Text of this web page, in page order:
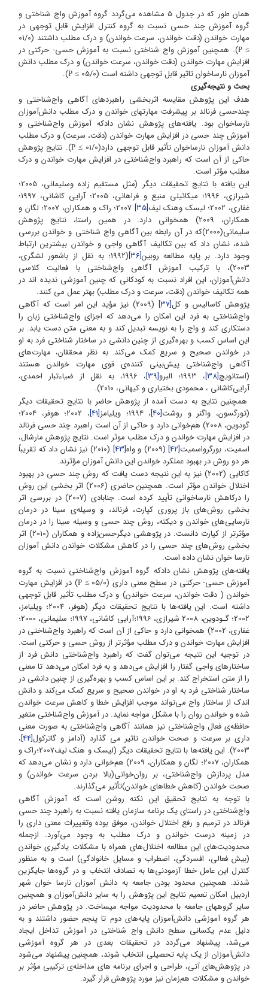
همان طور که در جدول 5 مشاهده می‌گردد گروه آموزش واج شناختی و
گروه آموزش چند حسی نسبت به گروه کنترل افزایش قابل توجهی در
مهارت خواندن (دقت خواندن، سرعت خواندن) و درک مطلب داشتند (01/0
≥
P). همچنین آموزش واج شناختی نسبت به آموزش حسی- حرکتی در
افزایش مهارت خواندن (دقت خواندن، سرعت خواندن) و درک مطلب دانش
آموزان نارساخوان تاثیر قابل توجهی داشته است (05/0
≥
P
).
بحث و نتیجه‌گیری
هدف این پژوهش مقایسه اثربخشی راهبردهای آگاهی واج‌شناختی و
چندحسی فرنالد بر پیشرفت مهارتهای خواندن و درک مطلب دانش‌آموزان
نارساخوان بود. یافته‌های پژوهش نشان دادکه آموزش واج‌شناختی و
آموزش چند حسی در افزایش مهارت خواندن (دقت، سرعت) و درک مطلب
دانش آموزان نارساخوان تأثیر قابل توجهی دارد(01/0
≥
P). نتایج پژوهش
حاکی از آن است که راهبرد واج‌شناختی در افزایش مهارت خواندن و درک
مطلب مؤثر است.
این یافته با نتایج تحقیقات دیگر (مثل مستقیم زاده وسلیمانی، 2005؛
شیرازی، 1996؛ میکائیلی منیع و فراهانی، 2005؛ آرایی کاشانی، 1997؛
غفاری، 2002؛ لیسک وهنک لیف
[35]
2007؛ راک و همکاران، 2007؛ لگان و
همکاران، 2009) همخوانی دارد. در همین راستا، نتایج پژوهش
سلیمانی(2000)که در آن رابطه بین آگاهی واج شناختی و خواندن بررسی
شده، نشان داد که بین تکالیف آگاهی واجی و خواندن بیشترین ارتباط
وجود دارد. بر پایه مطالعه روبین[36]
(1992؛ به نقل از باشعور لشگری،
2003)، با ترکیب آموزش آگاهی واج‌شناختی با فعالیت کلاسی
دانش‌آموزان، این افراد نسبت به کودکانی که چنین آموزشی ندیده اند در
همه تکالیف خواندن (دقت، سرعت و درک مطلب) بهتر عمل می کنند.
پژوهش کاسالیس و کل[37]
(2009) نیز مؤید این امر است که آگاهی
واج‌شناختی به فرد این امکان را می‌دهد که اجزای واج‌شناختی زبان را
دستکاری کند و واج را به نویسه تبدیل کند و به معنی متن دست یابد. بر
این اساس کسب و بهره‌گیری از چنین دانشی در ساختار شناختی فرد به او
در خواندن صحیح و سریع کمک می‌کند. به نظر محققان، مهارت‌های
آگاهی واج‌شناختی پیش‌بینی کننده‌ی قوی مهارت خواندن هستند
(استانویچ[38] ، 1993؛ البرو [39]
، 1996، به نقل از ضیاءتبار احمدی،
آرایی‌کاشانی ، محمودی بختیاری و کیهانی، 2010).
همچنین نتایج به دست آمده از پژوهش حاضر با نتایج تحقیقات دیگر
(تورگسون، واگنر و روشت[40] ، 1994؛ ویلیامز [41]
، 2002؛ هوفر، 2004؛
گودوین، 2008) هم‌خوانی دارد و حاکی از آن است راهبرد چند حسی فرنالد
در افزایش مهارت خواندن و درک مطلب موثر است. نتایج پژوهش مارشال،
اسمیت، بورگرواسمیت[42] (2009) و واه [43]
(2010) نیز نشان داد که تقریباً
هر دو روش در بهبود عملکرد خواندن این دانش آموزان مؤثرند.
کاکایی (2002) نیز به این نتیجه دست یافت که روش چند حسی در بهبود
اختلال خواندن مؤثر است. همچنین حاضری (2006) اثر بخشی این روش
را درکاهش نارساخوانی تأیید کرده است. جنابادی (2007) در بررسی اثر
بخشی روش‌های باز پروری کپارت، فرنالد، و وسیله‌ی سینا در درمان
نارسایی‌های خواندن و دیکته، روش چند حسی و وسیله سینا را در درمان
مؤثرتر از کپارت دانست. در پژوهشی دیگرحسن‌زاده و همکاران (2010) اثر
بخشی روش‌های چند حسی را در کاهش مشکلات خواندن دانش آموزان
نارسا خوان نشان داده است.
یافته‌های پژوهش نشان دادکه گروه آموزش واج‌شناختی نسبت به گروه
آموزش حسی- حرکتی در سطح معنی داری (05/0
≥
P) در افزایش مهارت
خواندن ( دقت خواندن، سرعت خواندن) و درک مطلب تأثیر قابل توجهی
داشته است. این یافته‌ها با نتایج تحقیقات دیگر (ﻫﻮﻓﺮ، 2004؛ وﻳﻠﻴﺎﻣز،
2002؛ ﮔـﻮدوﻳﻦ، 2008 شیرازی، 1996؛آرایی کاشانی، 1997؛ سلیمانی، 2000؛
غفاری، 2002) همخوانی دارد و حاکی از آن است که راهبرد واج‌شناختی در
افزایش مهارت خواندن و درک مطلب مؤثرتر از روش حسی و حرکتی است.
در توجیه این نتیجه می‌توان گفت که راهبرد واج‌شناختی دانش فرد از
ساختارهای واجی گفتار را افزایش می‌دهد و به فرد امکان می‌دهد تا معنی
را از متن استخراج کند. بر این اساس کسب و بهره‌گیری از چنین دانشی در
ساختار شناختی فرد به او در خواندن صحیح و سریع کمک می‌کند و دانش
اندک از ساختار واج می‌تواند موجب افزایش خطا و کاهش سرعت خواندن
شده و خواندن روان را با مشکل مواجه نماید. در آموزش واج‌شناختی متغیر
حافظه‌ی فعال واج‌شناختی نیز همانند آگاهی واج‌شناختی به صورت معنی
داری بر سرعت و صحت خواندن تاثیر می گذارد (آدامز و گاترکول[44]
،
2003). این یافته‌ها با نتایج تحقیقات دیگر (لیسک و هنک لیف2007؛راک و
همکاران، 2007؛ لگان و همکاران، 2009) هم‌خوانی دارد و نشان می‌دهد که
مدل پردازش واج‌شناختی، بر روان‌خوانی(بالا بردن سرعت خواندن) و
صحت خواندن (کاهش خطاهای خواندن)تأثیر می‌گذارند.
با توجه به نتایج تحقیق این نکته روشن است که آموزش آگاهی
واج‌شناختی در راستای یک برنامه سازمان یافته نسبت به راهبرد چند حسی
فرنالد در ترمیم و رفع اختلال خواندن، موفق بوده وتغییرات معنی داری را
در زمینه درست خواندن و درک مطلب به وجود می‌آورد. ازجمله
محدودیت‌های این مطالعه اختلال‌های همراه با مشکلات یادگیری خواندن
(بیش فعالی، افسردگی، اضطراب و مسایل خانوادگی) است و به منظور
کنترل این عامل خطا آزمودنی‌ها به تصادف انتخاب و در گروه‌ها جایگزین
شدند. همچنین محدود بودن جامعه به دانش آموزان نارسا خوان شهر
اردبیل امکان تعمیم نتایج این پژوهش را به سایر دانش‌آموزان و همچنین
سایر گروه‏های جامعه با محدودیت مواجه می‏ساخت. در پژوهش حاضر در
هر گروه آموزشی دانش‌آموزان پایه‌های دوم تا پنجم حضور داشتند و به
دلیل عدم یکسانی سطح دانش واج شناختی در آموزش تداخل ایجاد
می‌شد، پیشنهاد می‌گردد در تحقیقات بعدی در هر گروه آموزشی
دانش‌آموزان از یک پایه تحصیلی انتخاب شوند، همچنین پیشنهاد می‌شود
در پژوهش‌های آتی، طراحی و اجرای برنامه های مداخله‌ی ترکیبی مؤثر بر
خواندن و مشکلات هم‌زمان نیز مورد پژوهش قرار گیرد.